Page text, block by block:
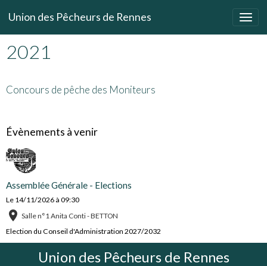
Union des Pêcheurs de Rennes
2021
Concours de pêche des Moniteurs
Évènements à venir
Assemblée Générale - Elections
Le 14/11/2026 à 09:30
Salle n°1 Anita Conti - BETTON
Election du Conseil d'Administration 2027/2032
Union des Pêcheurs de Rennes